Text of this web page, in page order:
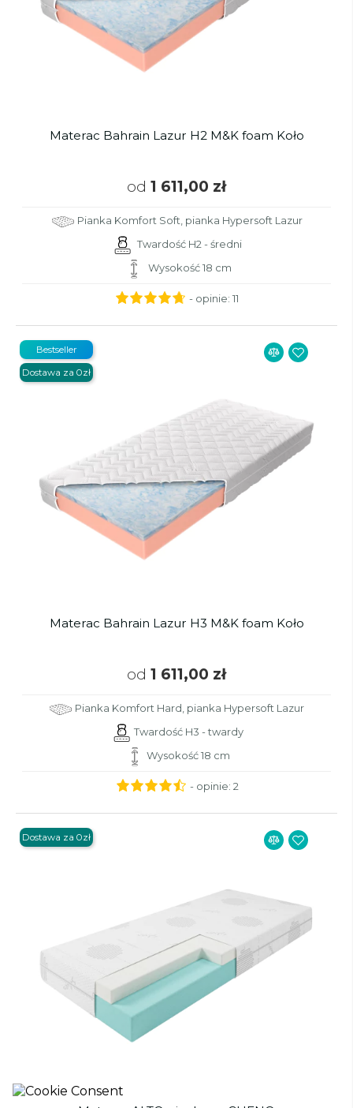
Materac Bahrain Lazur H2 M&K foam Koło
od 1 611,00 zł
Pianka Komfort Soft, pianka Hypersoft Lazur
Twardość H2 - średni
Wysokość 18 cm
- opinie: 11
Materac Bahrain Lazur H3 M&K foam Koło
od 1 611,00 zł
Pianka Komfort Hard, pianka Hypersoft Lazur
Twardość H3 - twardy
Wysokość 18 cm
Bestseller
Dostawa za 0zł
- opinie: 2
Dostawa za 0zł